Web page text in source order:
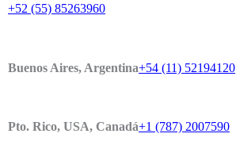
+52 (55) 85263960
Buenos Aires, Argentina+54 (11) 52194120
Pto. Rico, USA, Canadá+1 (787) 2007590